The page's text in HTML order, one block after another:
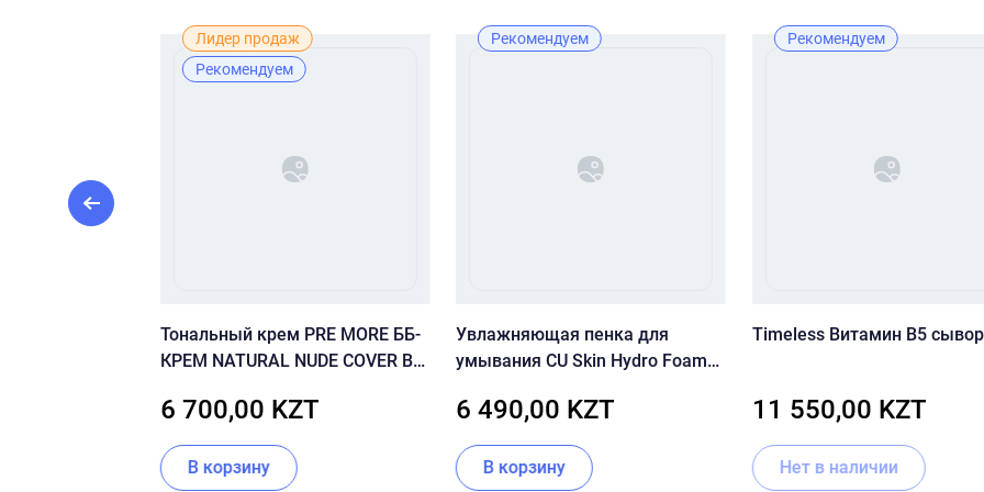
Лидер продаж
Рекомендуем
Тональный крем PRE MORE ББ-
КРЕМ NATURAL NUDE COVER BB
6 700,00 KZT
В корзину
Рекомендуем
Увлажняющая пенка для
умывания CU Skin Hydro Foam
6 490,00 KZT
В корзину
Рекомендуем
Timeless Витамин B5
11 550,00 KZT
Нет в наличии